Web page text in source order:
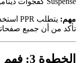
صفحاتك تستخدم
3: فهم الحدود